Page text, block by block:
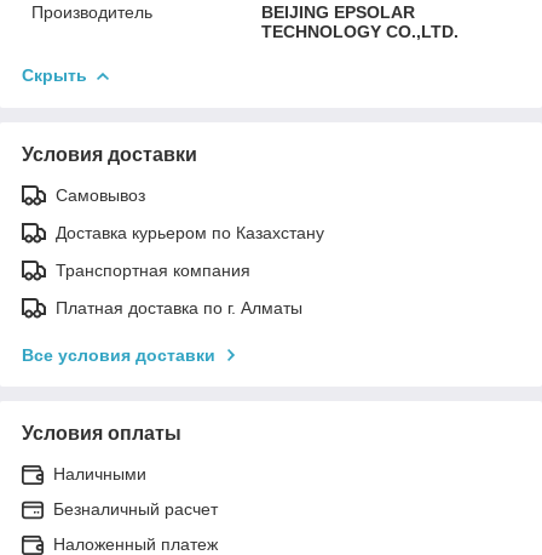
Производитель
BEIJING EPSOLAR
TECHNOLOGY CO.,LTD.
Скрыть
Условия доставки
Самовывоз
Доставка курьером по Казахстану
Транспортная компания
Платная доставка по г. Алматы
Все условия доставки
Условия оплаты
Наличными
Безналичный расчет
Наложенный платеж